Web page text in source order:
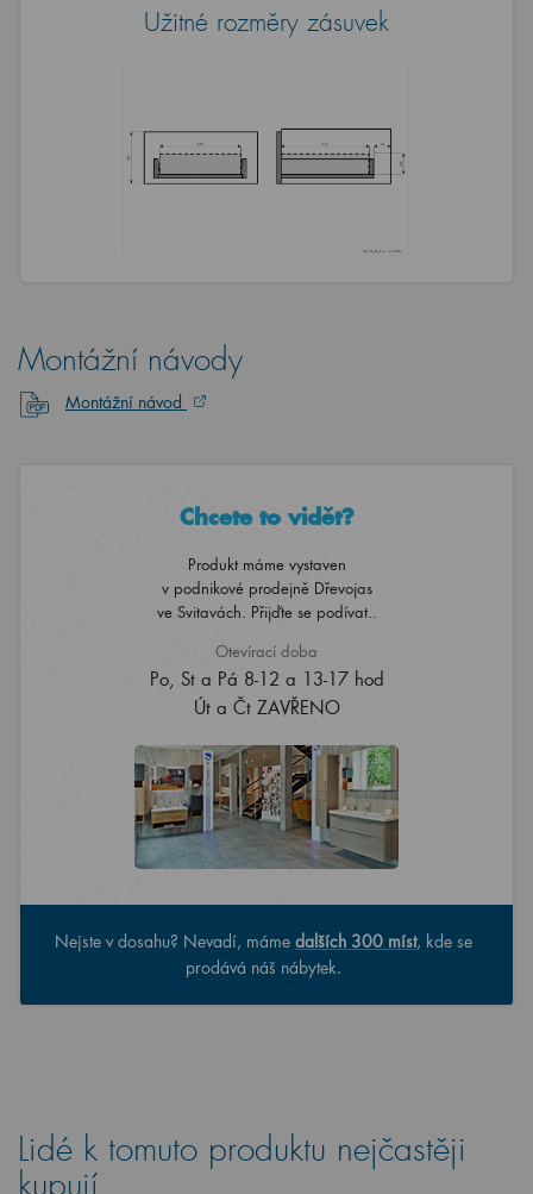
Užitné rozměry zásuvek
Montážní návody
Montážní návod
Chcete to vidět?
Produkt máme vystaven
v podnikové prodejně Dřevojas
ve Svitavách. Přijďte se podívat..
Otevírací doba
Po, St a Pá 8-12 a 13-17 hod
Út a Čt ZAVŘENO
Nejste v dosahu? Nevadí, máme dalších 300 míst, kde se
prodává náš nábytek.
Lidé k tomuto produktu nejčastěji
kupují